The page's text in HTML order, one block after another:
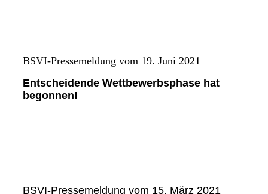
BSVI-Pressemeldung vom 19. Juni 2021
Entscheidende Wettbewerbsphase hat
begonnen!
BSVI-Pressemeldung vom 15. März 2021